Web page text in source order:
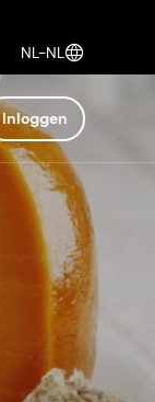
NL-NL
Inloggen